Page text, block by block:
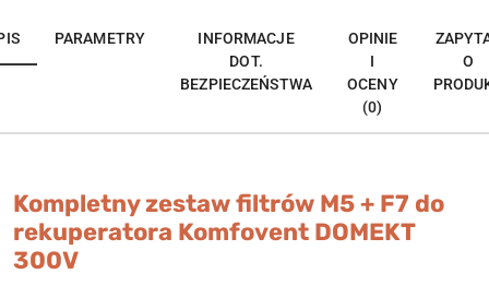
PARAMETRY
INFORMACJE
DOT.
BEZPIECZEŃSTWA
OPINIE
I
OCENY
(0)
O
Kompletny zestaw filtrów M5 + F7 do
rekuperatora Komfovent DOMEKT
300V